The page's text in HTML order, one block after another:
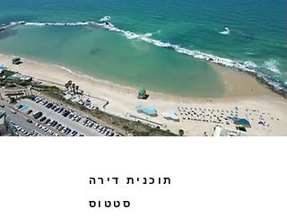
תוכנית דירה
סטטוס